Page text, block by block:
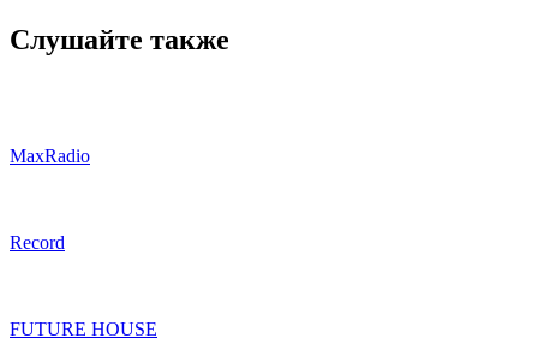
Слушайте также
MaxRadio
Record
FUTURE HOUSE